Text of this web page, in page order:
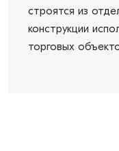
строятся из
конструкции
торговых